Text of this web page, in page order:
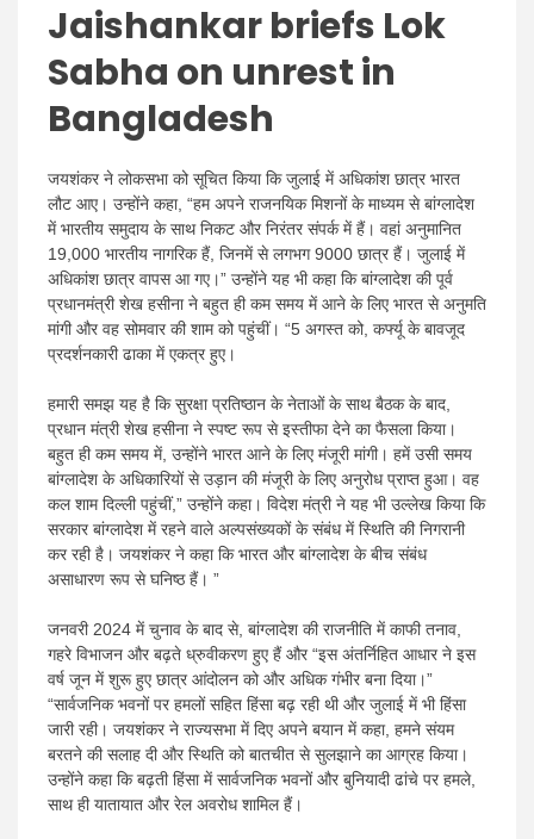
Jaishankar briefs Lok
Sabha on unrest in
Bangladesh
जयशंकर ने लोकसभा को सूचित किया कि जुलाई में अधिकांश छात्र भारत
लौट आए। उन्होंने कहा, “हम अपने राजनयिक मिशनों के माध्यम से बांग्लादेश
में भारतीय समुदाय के साथ निकट और निरंतर संपर्क में हैं। वहां अनुमानित
19,000 भारतीय नागरिक हैं, जिनमें से लगभग 9000 छात्र हैं। जुलाई में
अधिकांश छात्र वापस आ गए।” उन्होंने यह भी कहा कि बांग्लादेश की पूर्व
प्रधानमंत्री शेख हसीना ने बहुत ही कम समय में आने के लिए भारत से अनुमति
मांगी और वह सोमवार की शाम को पहुंचीं। “5 अगस्त को, कर्फ्यू के बावजूद
प्रदर्शनकारी ढाका में एकत्र हुए।
हमारी समझ यह है कि सुरक्षा प्रतिष्ठान के नेताओं के साथ बैठक के बाद,
प्रधान मंत्री शेख हसीना ने स्पष्ट रूप से इस्तीफा देने का फैसला किया।
बहुत ही कम समय में, उन्होंने भारत आने के लिए मंजूरी मांगी। हमें उसी समय
बांग्लादेश के अधिकारियों से उड़ान की मंजूरी के लिए अनुरोध प्राप्त हुआ। वह
कल शाम दिल्ली पहुंचीं,” उन्होंने कहा। विदेश मंत्री ने यह भी उल्लेख किया कि
सरकार बांग्लादेश में रहने वाले अल्पसंख्यकों के संबंध में स्थिति की निगरानी
कर रही है। जयशंकर ने कहा कि भारत और बांग्लादेश के बीच संबंध
असाधारण रूप से घनिष्ठ हैं। ”
जनवरी 2024 में चुनाव के बाद से, बांग्लादेश की राजनीति में काफी तनाव,
गहरे विभाजन और बढ़ते ध्रुवीकरण हुए हैं और “इस अंतर्निहित आधार ने इस
वर्ष जून में शुरू हुए छात्र आंदोलन को और अधिक गंभीर बना दिया।”
“सार्वजनिक भवनों पर हमलों सहित हिंसा बढ़ रही थी और जुलाई में भी हिंसा
जारी रही। जयशंकर ने राज्यसभा में दिए अपने बयान में कहा, हमने संयम
बरतने की सलाह दी और स्थिति को बातचीत से सुलझाने का आग्रह किया।
उन्होंने कहा कि बढ़ती हिंसा में सार्वजनिक भवनों और बुनियादी ढांचे पर हमले,
साथ ही यातायात और रेल अवरोध शामिल हैं।